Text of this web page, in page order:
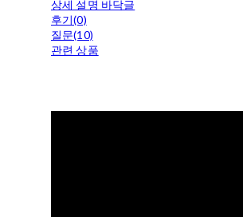
상세 설명 바닥글
후기(0)
질문(10)
관련 상품